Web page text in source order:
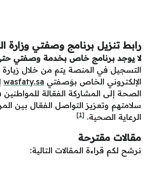
رابط تنزيل برنامج وصفتي وزارة
لا يوجد برنامج خاص بخدمة وصفتي حتى
التسجيل في المنصة يتم من خلال زيارة
الإلكتروني الخاص بوَصفتي wasfaty.sa
الصحة إلى المشاركة الفعّالة
سلامتهم وتعزيز التواصل الفعّال بين
الرعاية الصحية. [1]
مقالات مقترحة
نرشح لكم قراءة المقالات التالية: